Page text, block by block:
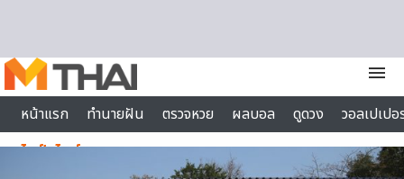
menu
หน้าแรก
ทำนายฝัน ตรวจหวย ผลบอล ดูดวง
วอลเปเป
ไลฟ์สไตล์